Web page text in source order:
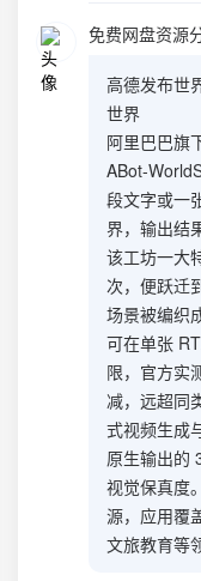
免费网盘资源
高德发布世
世界
阿里巴巴旗
ABot-
段文字或一
界，输出结
该工坊一大
次，便跃迁
场景被编织
可在单张
限，官方实
减，远超同
式视频生成
原生输出的
视觉保真度
源，应用覆
文旅教育等